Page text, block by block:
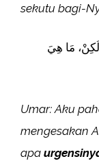
sekutu bagi-
مَا هِيَ
Umar: Aku
mengesakan
apa